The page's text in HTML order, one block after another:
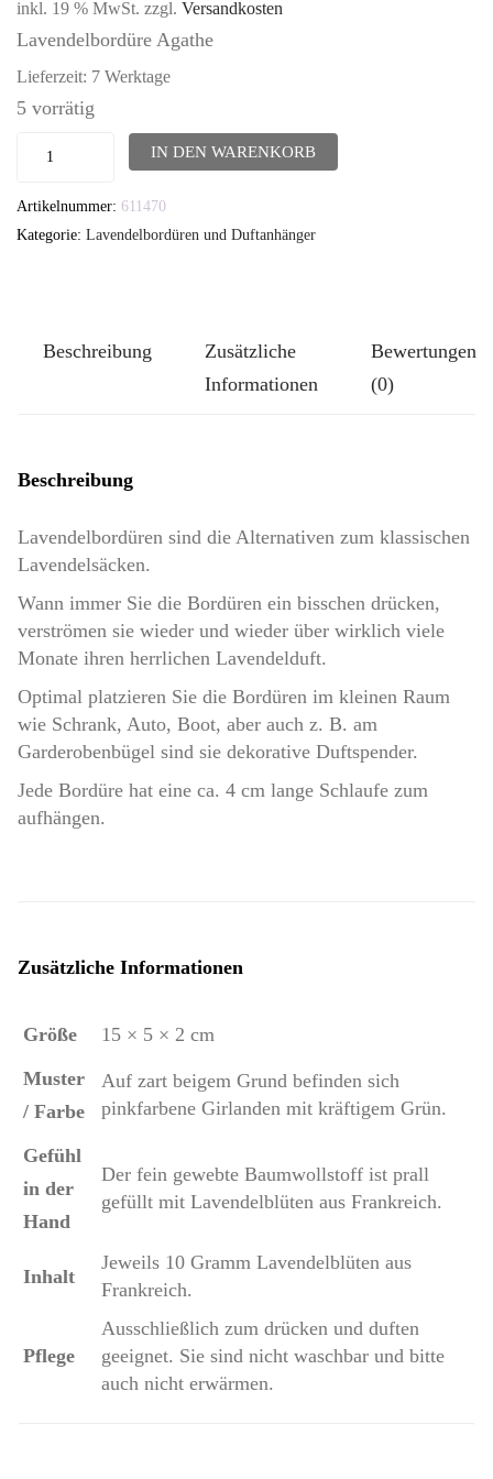
inkl. 19 % MwSt. zzgl. Versandkosten
Lavendelbordüre Agathe
Lieferzeit: 7 Werktage
5 vorrätig
Lavendelbordüre
Menge
IN DEN WARENKORB
Artikelnummer: 611470
Kategorie: Lavendelbordüren und Duftanhänger
Beschreibung
Zusätzliche
Informationen
Bewertungen
(0)
Beschreibung
Lavendelbordüren sind die Alternativen zum klassischen
Lavendelsäcken.
Wann immer Sie die Bordüren ein bisschen drücken,
verströmen sie wieder und wieder über wirklich viele
Monate ihren herrlichen Lavendelduft.
Optimal platzieren Sie die Bordüren im kleinen Raum
wie Schrank, Auto, Boot, aber auch z. B. am
Garderobenbügel sind sie dekorative Duftspender.
Jede Bordüre hat eine ca. 4 cm lange Schlaufe zum
aufhängen.
Zusätzliche Informationen
Größe
15 × 5 × 2 cm
Muster
/ Farbe
Auf zart beigem Grund befinden sich
pinkfarbene Girlanden mit kräftigem Grün.
Gefühl
in der
Hand
Der fein gewebte Baumwollstoff ist prall
gefüllt mit Lavendelblüten aus Frankreich.
Inhalt
Jeweils 10 Gramm Lavendelblüten aus
Frankreich.
Pflege
Ausschließlich zum drücken und duften
geeignet. Sie sind nicht waschbar und bitte
auch nicht erwärmen.